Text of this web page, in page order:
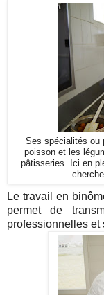
Ses spécialités ou
poisson et les
pâtisseries. Ici en
Le travail en
permet de
professionnelles et